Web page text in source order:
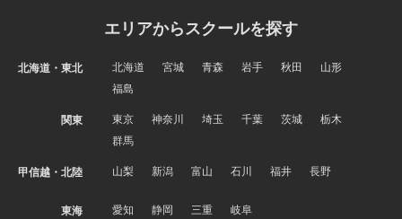
エリアからスクールを探す
北海道・東北 北海道 宮城 青森 岩手 秋田
山形
福島
関東 東京 神奈川 埼玉 千葉 茨城
栃木
群馬
甲信越・北陸 山梨 新潟 富山 石川 福井 長野
東海 愛知 静岡 三重 岐阜